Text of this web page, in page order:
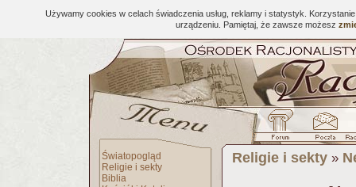
Używamy cookies w celach świadczenia usług, reklamy i statystyk.
urządzeniu. Pamiętaj, że zawsze możesz
Światopogląd
Religie i sekty
Biblia
Religie i sekty »